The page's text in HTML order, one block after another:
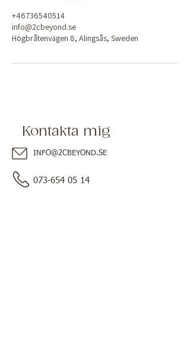
+46736540514
info@2cbeyond.se
Högbråtenvägen 8, Alingsås, Sweden
Kontakta mig
INFO@2CBEYOND.SE
073-654 05 14